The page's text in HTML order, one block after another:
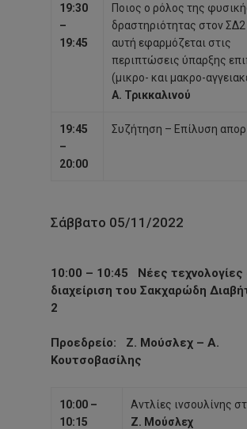
19:30
–
19:45
Ποιος ο ρόλος της
δραστηριότητας στον
αυτή εφαρμόζεται στις
περιπτώσεις ύπαρξης
(μικρο- και μακρο-
Α. Τρικκαλινού
19:45
–
20:00
Συζήτηση – Επίλυση
Σάββατο 05/11/2022
10:00 – 10:45
Νέες τεχνολογίες
διαχείριση του Σακχαρώδη
2
Προεδρείο: Ζ. Μούσλεχ – Α.
Κουτσοβασίλης
10:00 –
10:15
Αντλίες ινσουλίνης
Ζ. Μούσλεχ